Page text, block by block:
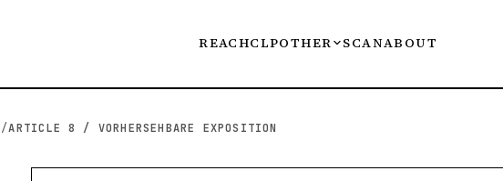
REACHCLPOTHER SCANABOUT
/ARTICLE 8 / VORHERSEHBARE EXPOSITION